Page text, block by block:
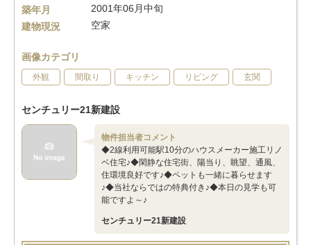
築年月
2001年06月中旬
建物現況
空家
画像カテゴリ
外観 間取り キッチン リビング 玄関
センチュリー21新建設
物件担当者コメント
◆2線利用可能駅10分のハウスメーカー施工リノ
ベ住宅♪◆閑静な住宅街、陽当り、眺望、通風、
住環境良好です♪◆ペットも一緒に暮らせます
♪◆当社ならではの特典付き♪◆本日の見学も可
能ですよ～♪
センチュリー21新建設